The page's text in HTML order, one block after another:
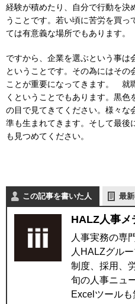
経験が積めたり、自分で行動を決
うことです。若い頃に苦労を買っ
ては有意義な場所でもあります。
ですから、企業を選ぶという事は
ということです。その為にはその
ことが重要になってきます。 就
くということでもあります。黒
の目で見てきてください。様々な
準も生まれてきます。そして最後
も見つめてください。
この記事を書いた人 最
HALZ人事メ
人事実務の専
人HALZグル
制度、採用、
旬の人事ニュ
Excelツールも